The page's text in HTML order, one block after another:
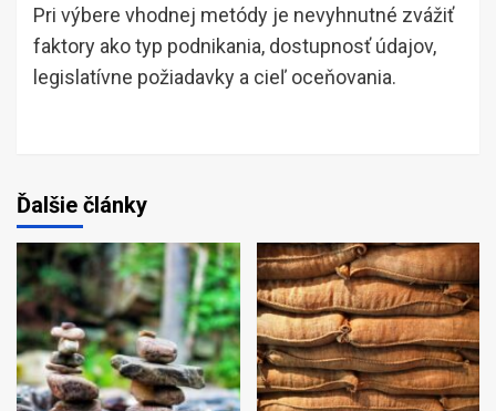
Pri výbere vhodnej metódy je nevyhnutné zvážiť
faktory ako typ podnikania, dostupnosť údajov,
legislatívne požiadavky a cieľ oceňovania.
Ďalšie články